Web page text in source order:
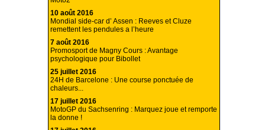
10 août 2016
Mondial side-car d’ Assen : Reeves et Cluze
remettent les pendules a l’heure
7 août 2016
Promosport de Magny Cours : Avantage
psychologique pour Bibollet
25 juillet 2016
24H de Barcelone : Une course ponctuée de
chaleurs...
17 juillet 2016
MotoGP du Sachsenring : Marquez joue et remporte
la donne !